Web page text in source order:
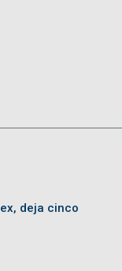
deja cinco